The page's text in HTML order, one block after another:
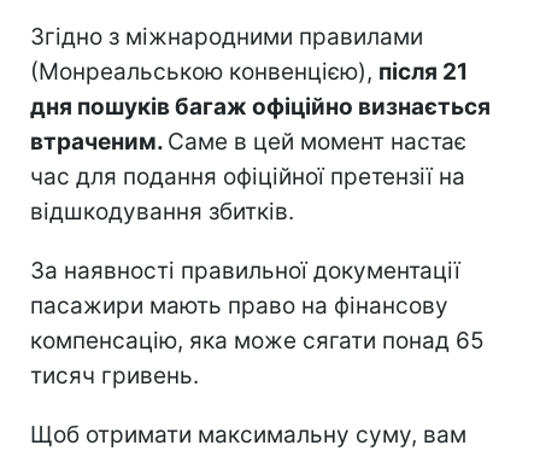
Згідно з міжнародними правилами
(Монреальською конвенцією), після 21
дня пошуків багаж офіційно визнається
втраченим. Саме в цей момент настає
час для подання офіційної претензії на
відшкодування збитків.
За наявності правильної документації
пасажири мають право на фінансову
компенсацію, яка може сягати понад 65
тисяч гривень.
Щоб отримати максимальну суму, вам